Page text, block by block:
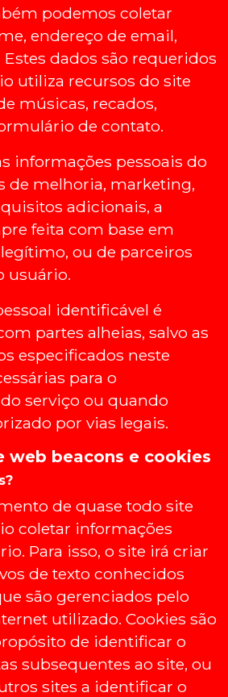
podemos coletar
endereço de email,
dados são requeridos
utiliza recursos do site
músicas, recados,
de contato.
informações pessoais do
de melhoria, marketing,
adicionais, a
feita com base em
ou de parceiros
usuário.
identificável é
partes alheias, salvo as
especificados neste
para o
serviço ou quando
por vias legais.
web beacons e cookies
de quase todo site
coletar informações
Para isso, o site irá criar
de texto conhecidos
são gerenciados pelo
utilizado. Cookies são
de identificar o
subsequentes ao site, ou
sites a identificar o